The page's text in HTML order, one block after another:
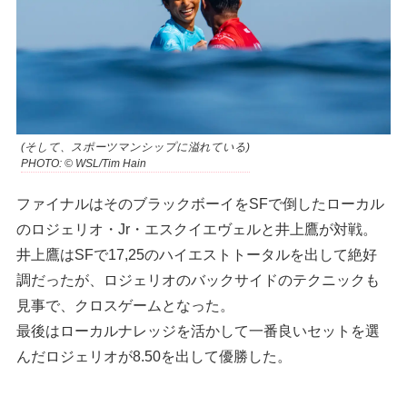
(そして、スポーツマンシップに溢れている)
PHOTO: © WSL/Tim Hain
ファイナルはそのブラックボーイをSFで倒したローカル
のロジェリオ・Jr・エスクイエヴェルと井上鷹が対戦。
井上鷹はSFで17,25のハイエストトータルを出して絶好
調だったが、ロジェリオのバックサイドのテクニックも
見事で、クロスゲームとなった。
最後はローカルナレッジを活かして一番良いセットを選
んだロジェリオが8.50を出して優勝した。